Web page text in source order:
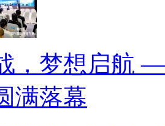
，梦想启航
满落幕